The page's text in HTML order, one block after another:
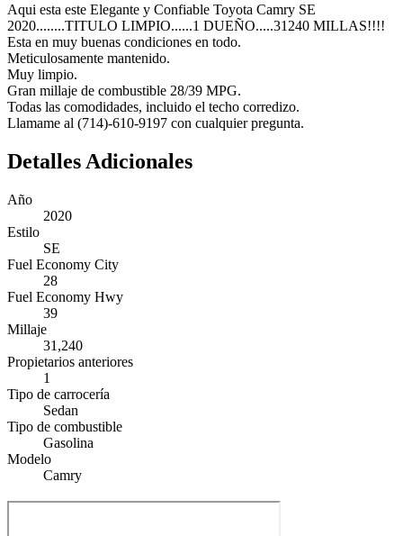
Aqui esta este Elegante y Confiable Toyota Camry SE
2020........TITULO LIMPIO......1 DUEÑO.....31240 MILLAS!!!!
Esta en muy buenas condiciones en todo.
Meticulosamente mantenido.
Muy limpio.
Gran millaje de combustible 28/39 MPG.
Todas las comodidades, incluido el techo corredizo.
Llamame al (714)-610-9197 con cualquier pregunta.
Detalles Adicionales
Año
2020
Estilo
SE
Fuel Economy City
28
Fuel Economy Hwy
39
Millaje
31,240
Propietarios anteriores
1
Tipo de carrocería
Sedan
Tipo de combustible
Gasolina
Modelo
Camry